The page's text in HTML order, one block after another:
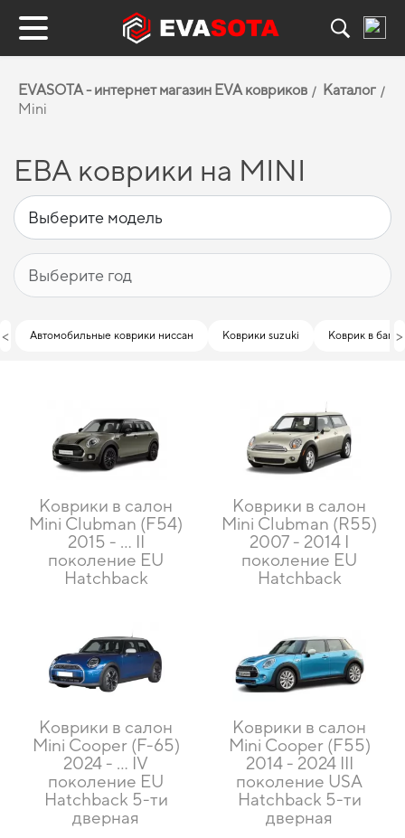
EVASOTA - интернет магазин EVA ковриков
Каталог
Mini
ЕВА коврики на MINI
< Автомобильные коврики ниссан Коврики suzuki Коврик в >
Коврики в салон
Mini Clubman (F54)
2015 - … II
поколение EU
Hatchback
Коврики в салон
Mini Clubman (R55)
2007 - 2014 I
поколение EU
Hatchback
Коврики в салон
Mini Cooper (F-65)
2024 - ... IV
поколение EU
Hatchback 5-ти
дверная
Коврики в салон
Mini Cooper (F55)
2014 - 2024 III
поколение USA
Hatchback 5-ти
дверная